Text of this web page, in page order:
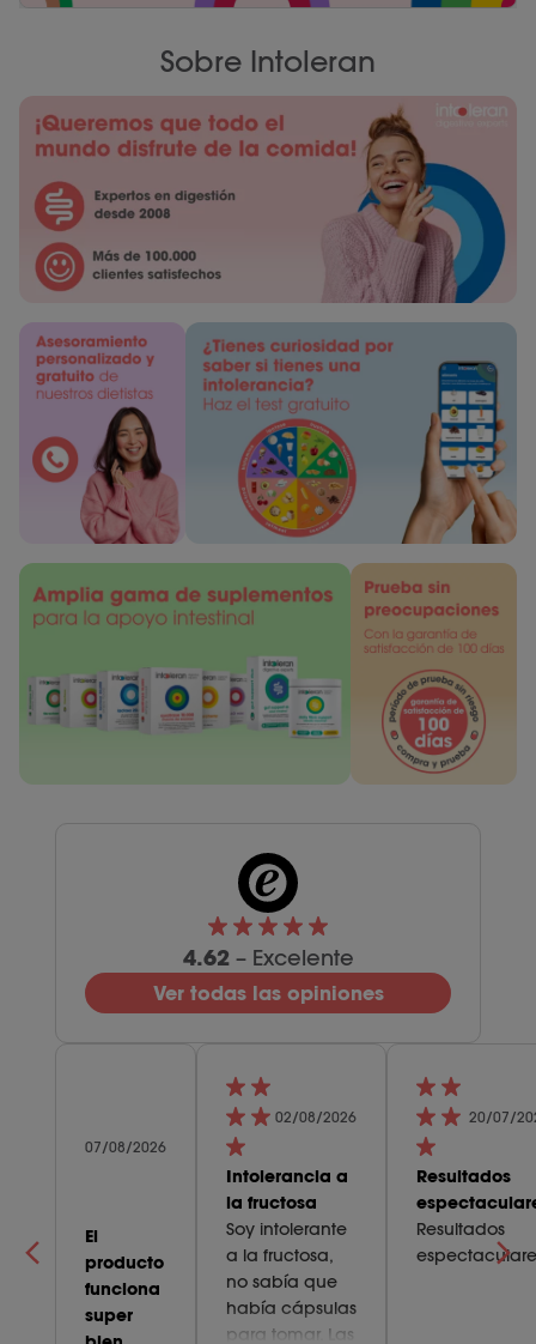
Sobre Intoleran
4.62– Excelente
Ver todas las opiniones
07/08/2026
El
producto
funciona
super
02/08/2026
Intolerancia a
la fructosa
Soy intolerante
a la fructosa,
no sabía que
había cápsulas
para tomar. Las
20/07/
Resultados
Resultados